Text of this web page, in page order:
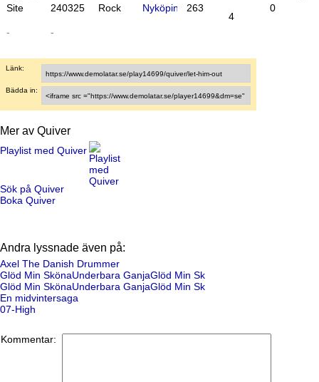
Site
240325 Rock Nyköping 263
4
0
- -
Länk:
Bädda in:
Mer av Quiver
Playlist med Quiver
Sök på Quiver
Boka Quiver
Andra lyssnade även på:
Axel The Danish Drummer
Glöd Min SkönaUnderbara GanjaGlöd Min Sk
Glöd Min SkönaUnderbara GanjaGlöd Min Sk
En midvintersaga
07-High
Kommentar: